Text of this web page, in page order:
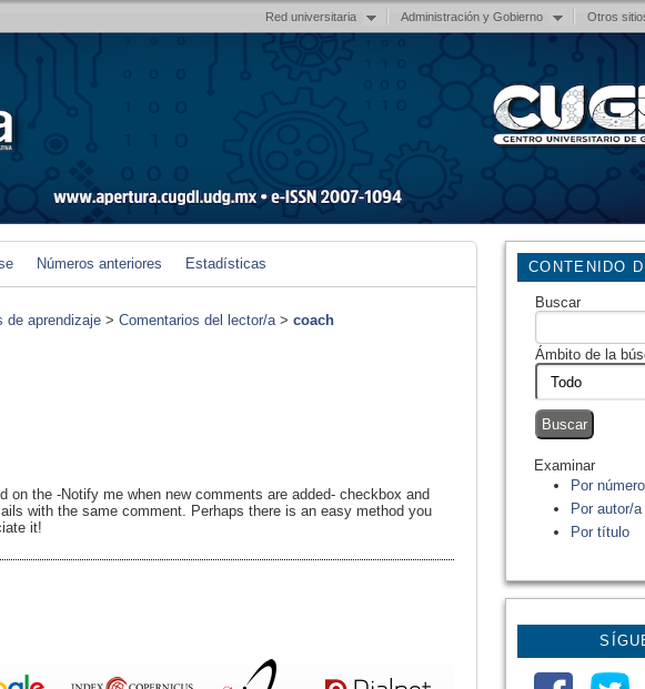
Red universitaria Administración y Gobierno Otros
CONTENIDO
Buscar
Ámbito de la
Examinar
Por número
Por autor/a
Por título
Números anteriores Estadísticas
de aprendizaje > Comentarios del lector/a> coach
the -Notify me when new comments are added- checkbox and
with the same comment. Perhaps there is an easy method you
it!